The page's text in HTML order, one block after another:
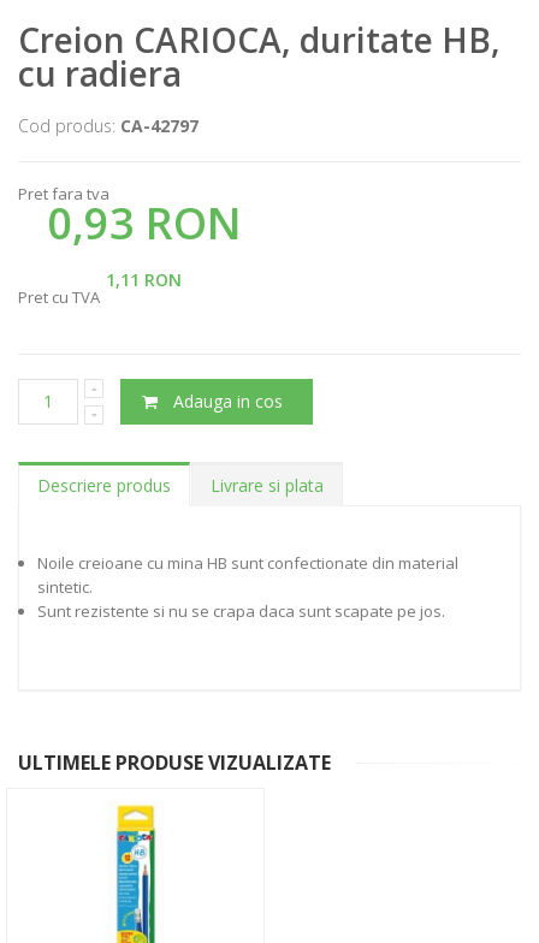
Creion CARIOCA, duritate HB,
cu radiera
Cod produs: CA-42797
Pret fara tva
0,93 RON
1,11 RON
Pret cu TVA
Adauga in cos
Descriere produs Livrare si plata
Noile creioane cu mina HB sunt confectionate din material
sintetic.
Sunt rezistente si nu se crapa daca sunt scapate pe jos.
ULTIMELE PRODUSE VIZUALIZATE